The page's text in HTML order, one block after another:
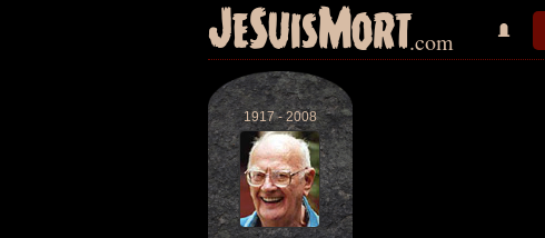
JeSuisMort.com
1917 - 2008